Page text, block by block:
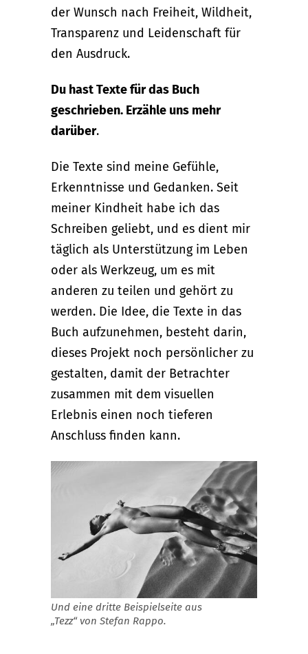
der Wunsch nach Freiheit, Wildheit,
Transparenz und Leidenschaft für
den Ausdruck.
Du hast Texte für das Buch
geschrieben. Erzähle uns mehr
darüber.
Die Texte sind meine Gefühle,
Erkenntnisse und Gedanken. Seit
meiner Kindheit habe ich das
Schreiben geliebt, und es dient mir
täglich als Unterstützung im Leben
oder als Werkzeug, um es mit
anderen zu teilen und gehört zu
werden. Die Idee, die Texte in das
Buch aufzunehmen, besteht darin,
dieses Projekt noch persönlicher zu
gestalten, damit der Betrachter
zusammen mit dem visuellen
Erlebnis einen noch tieferen
Anschluss finden kann.
Und eine dritte Beispielseite aus
„Tezz“ von Stefan Rappo.